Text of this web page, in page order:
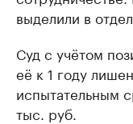
выделили в
Суд с учётом
её к 1 году
испытательным
тыс. руб.